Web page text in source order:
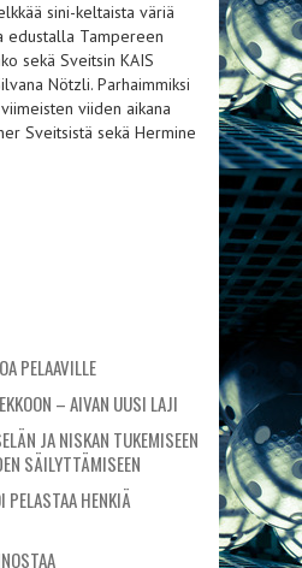
sini-keltaista väriä
edustalla Tampereen
sekä Sveitsin KAIS
Nötzli. Parhaimmiksi
viiden aikana
Sveitsistä sekä Hermine
PELAAVILLE
– AIVAN UUSI LAJI
JA NISKAN TUKEMISEEN
SÄILYTTÄMISEEN
PELASTAA HENKIÄ